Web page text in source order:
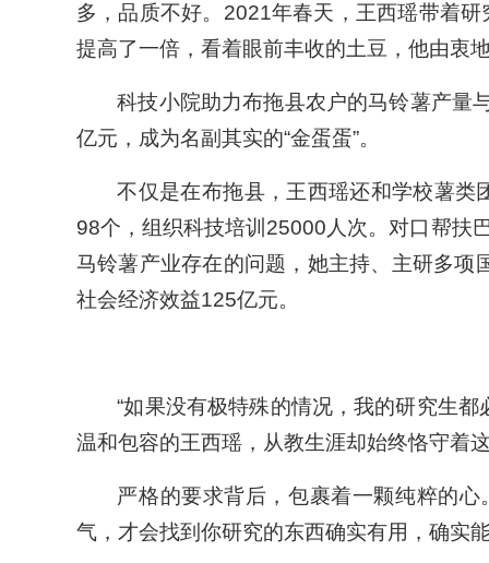
多，品质不好。2021年春天，王西瑶带着
提高了一倍，看着眼前丰收的土豆，他由衷
科技小院助力布拖县农户的马铃薯产量
亿元，成为名副其实的“金蛋蛋”。
不仅是在布拖县，王西瑶还和学校薯类
98个，组织科技培训25000人次。对口帮扶
马铃薯产业存在的问题，她主持、主研多
社会经济效益125亿元。
“如果没有极特殊的情况，我的研究生
温和包容的王西瑶，从教生涯却始终恪守着
严格的要求背后，包裹着一颗纯粹的
气，才会找到你研究的东西确实有用，确实